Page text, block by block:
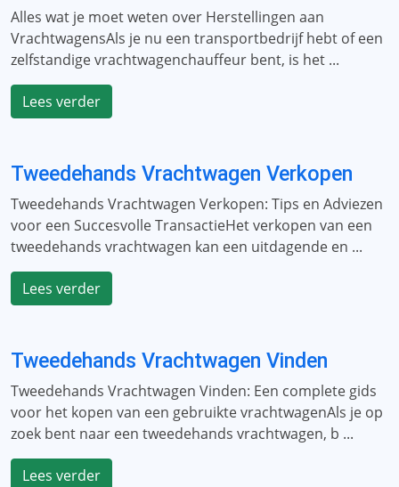
Alles wat je moet weten over Herstellingen aan
VrachtwagensAls je nu een transportbedrijf hebt of een
zelfstandige vrachtwagenchauffeur bent, is het ...
Lees verder
Tweedehands Vrachtwagen Verkopen
Tweedehands Vrachtwagen Verkopen: Tips en Adviezen
voor een Succesvolle TransactieHet verkopen van een
tweedehands vrachtwagen kan een uitdagende en ...
Lees verder
Tweedehands Vrachtwagen Vinden
Tweedehands Vrachtwagen Vinden: Een complete gids
voor het kopen van een gebruikte vrachtwagenAls je op
zoek bent naar een tweedehands vrachtwagen, b ...
Lees verder